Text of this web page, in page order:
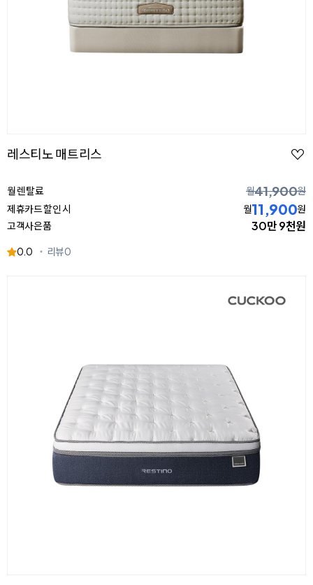
레스티노 매트리스
월 렌탈료 월41,900원
제휴카드 할인 시
월11,900원
고객사은품
30만 9천원
0.0 리뷰0